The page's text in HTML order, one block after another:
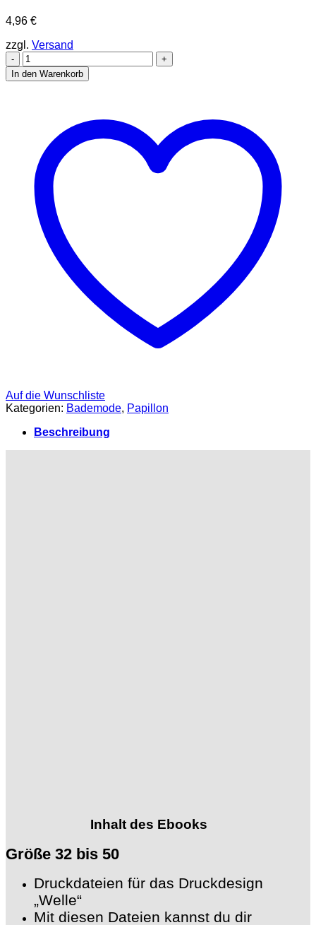
4,96 €
zzgl. Versand
Papillon
Druckdesign
Welle
In den Warenkorb
Auf die Wunschliste
Kategorien: Bademode, Papillon
Beschreibung
Inhalt des Ebooks
Größe 32 bis 50
Druckdateien für das Druckdesign
„Welle“
Mit diesen Dateien kannst du dir